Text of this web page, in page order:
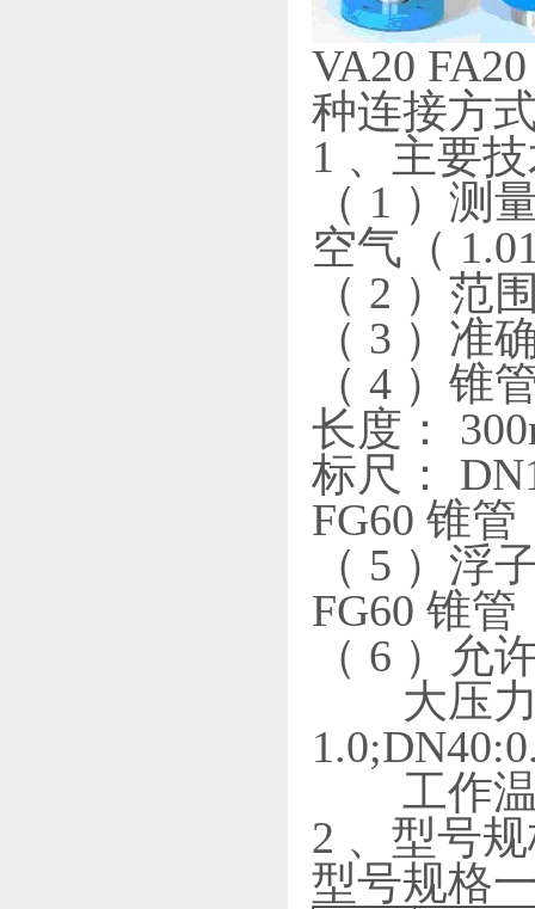
VA20
种连接方
1 、主要
（ 1 ）测
空气（
（ 2 ）范
（ 3 ）准
（ 4 ）锥
长度：
标尺：
FG60 锥
（ 5 ）浮
FG60 锥
（ 6 ）允
大压力
工作温
2 、型号
型号规格